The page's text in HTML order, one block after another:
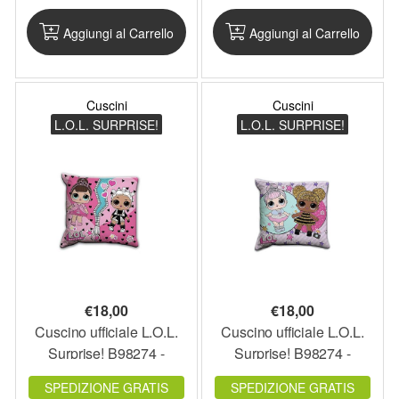
Aggiungi al Carrello Aggiungi al Carrello
Cuscini
L.O.L. SURPRISE!
€18,00
Cuscino ufficiale L.O.L.
Surprise! B98274 -
LOLCUS2
SPEDIZIONE GRATIS
Cuscini
L.O.L. SURPRISE!
€18,00
Cuscino ufficiale L.O.L.
Surprise! B98274 -
LOLCUS1
SPEDIZIONE GRATIS